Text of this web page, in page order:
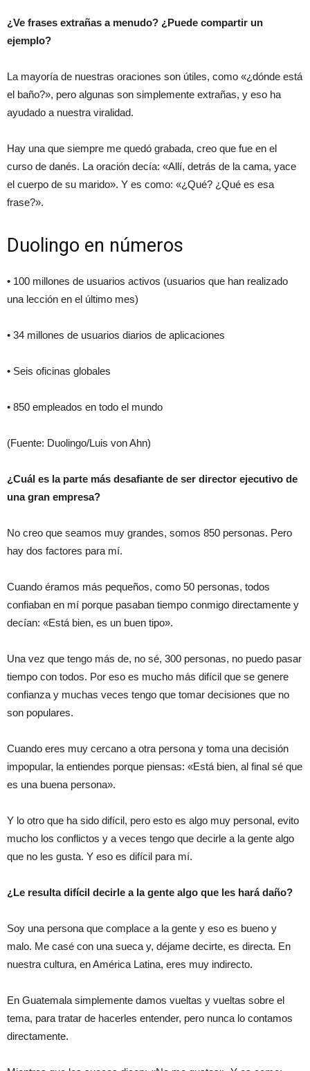
¿Ve frases extrañas a menudo? ¿Puede compartir un
ejemplo?
La mayoría de nuestras oraciones son útiles, como «¿dónde está
el baño?», pero algunas son simplemente extrañas, y eso ha
ayudado a nuestra viralidad.
Hay una que siempre me quedó grabada, creo que fue en el
curso de danés. La oración decía: «Allí, detrás de la cama, yace
el cuerpo de su marido». Y es como: «¿Qué? ¿Qué es esa
frase?».
Duolingo en números
• 100 millones de usuarios activos (usuarios que han realizado
una lección en el último mes)
• 34 millones de usuarios diarios de aplicaciones
• Seis oficinas globales
• 850 empleados en todo el mundo
(Fuente: Duolingo/Luis von Ahn)
¿Cuál es la parte más desafiante de ser director ejecutivo de
una gran empresa?
No creo que seamos muy grandes, somos 850 personas. Pero
hay dos factores para mí.
Cuando éramos más pequeños, como 50 personas, todos
confiaban en mí porque pasaban tiempo conmigo directamente y
decían: «Está bien, es un buen tipo».
Una vez que tengo más de, no sé, 300 personas, no puedo pasar
tiempo con todos. Por eso es mucho más difícil que se genere
confianza y muchas veces tengo que tomar decisiones que no
son populares.
Cuando eres muy cercano a otra persona y toma una decisión
impopular, la entiendes porque piensas: «Está bien, al final sé que
es una buena persona».
Y lo otro que ha sido difícil, pero esto es algo muy personal, evito
mucho los conflictos y a veces tengo que decirle a la gente algo
que no les gusta. Y eso es difícil para mí.
¿Le resulta difícil decirle a la gente algo que les hará daño?
Soy una persona que complace a la gente y eso es bueno y
malo. Me casé con una sueca y, déjame decirte, es directa. En
nuestra cultura, en América Latina, eres muy indirecto.
En Guatemala simplemente damos vueltas y vueltas sobre el
tema, para tratar de hacerles entender, pero nunca lo contamos
directamente.